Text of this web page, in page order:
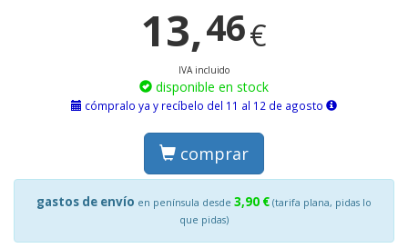
13,46€
IVA incluido
disponible en stock
cómpralo ya y recíbelo del 11 al 12 de agosto
comprar
gastos de envío en península desde 3,90 € (tarifa plana, pidas lo
que pidas)